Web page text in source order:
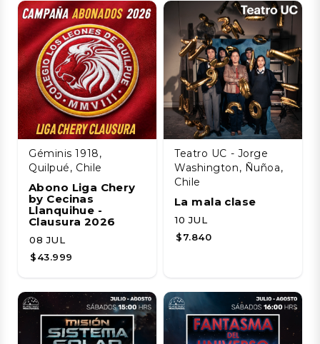
Géminis 1918,
Quilpué, Chile
Abono Liga Chery
by Cecinas
Llanquihue -
Clausura 2026
08 JUL
$43.999
Teatro UC - Jorge
Washington, Ñuñoa,
Chile
La mala clase
10 JUL
$7.840